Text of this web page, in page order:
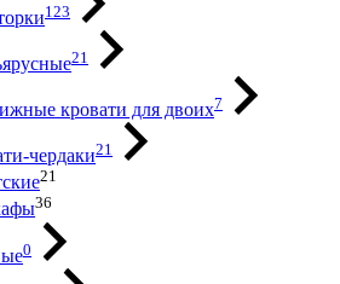
123
21
кровати для двоих7
чердаки21
21
36
0